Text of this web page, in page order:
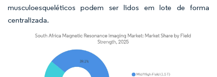
musculoesqueléticos podem ser lidos em lote de forma
centralizada.